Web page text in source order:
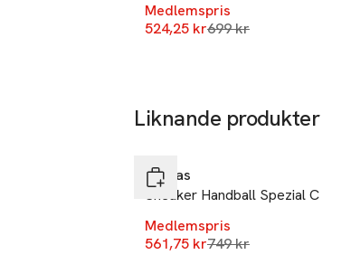
Medlemspris
524,25 krLägsta pris 30 dagar
699 kr
Liknande produkter
Adidas
Sneaker Handball Spezial C
Medlemspris
561,75 krLägsta pris 30 dagar
749 kr